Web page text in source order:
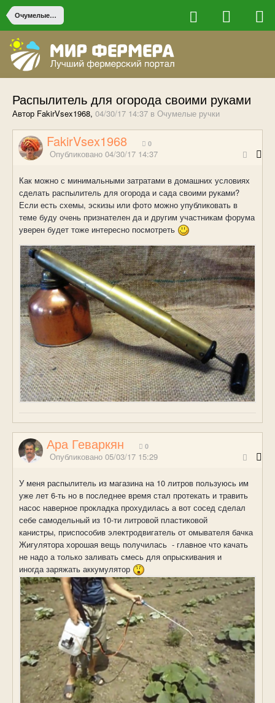
Очумелые ручки
Распылитель для огорода своими руками
Автор FakirVsex1968, 04/30/17 14:37 в Очумелые ручки
FakirVsex1968 0
Опубликовано 04/30/17 14:37
Как можно с минимальными затратами в домашних условиях
сделать распылитель для огорода и сада своими руками?
Если есть схемы, эскизы или фото можно упубликовать в
теме буду очень признателен да и другим участникам форума
уверен будет тоже интересно посмотреть
Ара Геваркян 0
Опубликовано 05/03/17 15:29
У меня распылитель из магазина на 10 литров пользуюсь им
уже лет 6-ть но в последнее время стал протекать и травить
насос наверное прокладка прохудилась а вот сосед сделал
себе самодельный из 10-ти литровой пластиковой
канистры, приспособив электродвигатель от омывателя бачка
Жигулятора хорошая вещь получилась - главное что качать
не надо а только заливать смесь для опрыскивания и
иногда заряжать аккумулятор